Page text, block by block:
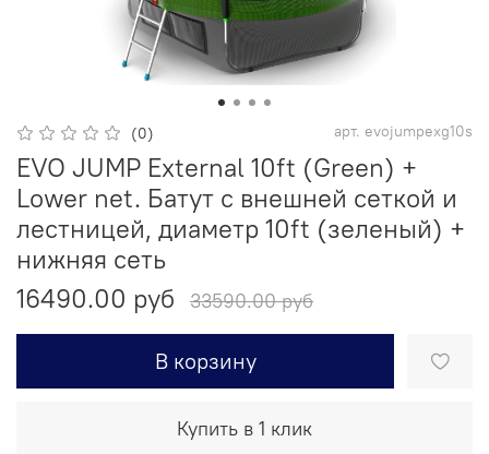
(0) арт. evojumpexg10s
EVO JUMP External 10ft (Green) +
Lower net. Батут с внешней сеткой и
лестницей, диаметр 10ft (зеленый) +
нижняя сеть
16490.00 руб
33590.00 руб
В корзину
Купить в 1 клик